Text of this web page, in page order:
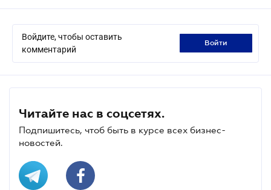
Войдите, чтобы оставить
комментарий
войти
Читайте нас в соцсетях.
Подпишитесь, чтоб быть в курсе всех бизнес-
новостей.